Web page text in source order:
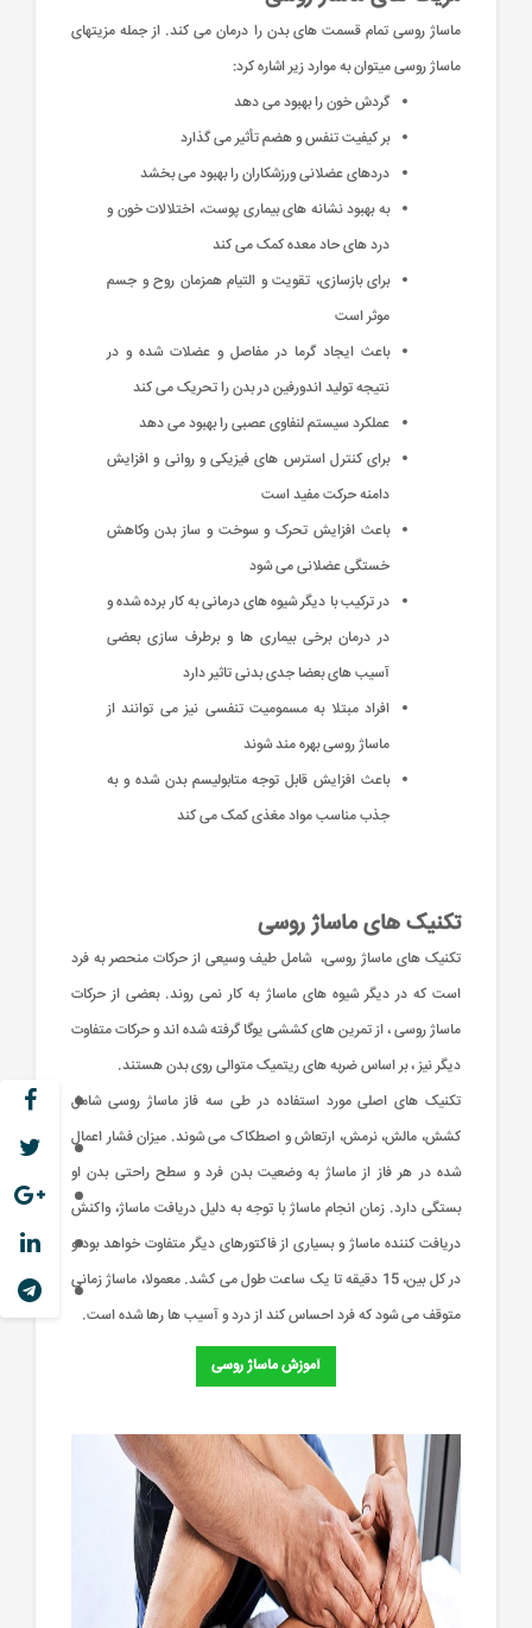
ماساژ روسی تمام قسمت های بدن را درمان می کند. از جمله مزیتهای
ماساژ روسی میتوان به موارد زیر اشاره کرد:
گردش خون را بهبود می دهد
بر کیفیت تنفس و هضم تأثیر می گذارد
دردهای عضلانی ورزشکاران را بهبود می بخشد
به بهبود نشانه های بیماری پوست، اختلالات خون و
درد های حاد معده کمک می کند
برای بازسازی، تقویت و التیام همزمان روح و جسم
موثر است
باعث ایجاد گرما در مفاصل و عضلات شده و در
نتیجه تولید اندورفین در بدن را تحریک می کند
عملکرد سیستم لنفاوی عصبی را بهبود می دهد
برای کنترل استرس های فیزیکی و روانی و افزایش
دامنه حرکت مفید است
باعث افزایش تحرک و سوخت و ساز بدن وکاهش
خستگی عضلانی می شود
در ترکیب با دیگر شیوه های درمانی به کار برده شده و
در درمان برخی بیماری ها و برطرف سازی بعضی
آسیب های بعضا جدی بدنی تاثیر دارد
افراد مبتلا به مسمومیت تنفسی نیز می توانند از
ماساژ روسی بهره مند شوند
باعث افزایش قابل توجه متابولیسم بدن شده و به
جذب مناسب مواد مغذی کمک می کند
تکنیک های ماساژ روسی
تکنیک های ماساژ روسی، شامل طیف وسیعی از حرکات منحصر به فرد
است که در دیگر شیوه های ماساژ به کار نمی روند. بعضی از حرکات
ماساژ روسی ، از تمرین های کششی یوگا گرفته شده اند و حرکات متفاوت
دیگر نیز ، بر اساس ضربه های ریتمیک متوالی روی بدن هستند.
تکنیک های اصلی مورد استفاده در طی سه فاز ماساژ روسی شامل
کشش، مالش، نرمش، ارتعاش و اصطکاک می شوند. میزان فشار اعمال
شده در هر فاز از ماساژ به وضعیت بدن فرد و سطح راحتی بدن او
بستگی دارد. زمان انجام ماساژ با توجه به دلیل دریافت ماساژ، واکنش
دریافت کننده ماساژ و بسیاری از فاکتورهای دیگر متفاوت خواهد بود و
در کل بین، 15 دقیقه تا یک ساعت طول می کشد. معمولا، ماساژ زمانی
متوقف می شود که فرد احساس کند از درد و آسیب ها رها شده است.
آموزش ماساژ روسی